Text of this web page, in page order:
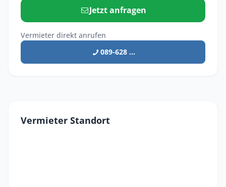
Jetzt anfragen
Vermieter direkt anrufen
089-628 ...
Vermieter Standort